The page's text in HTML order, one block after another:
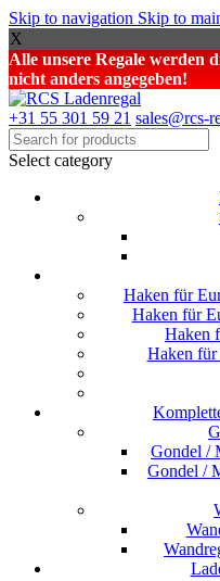
Skip to navigation Skip to
X
Alle unsere Regale werden
nicht anders angegeben!
+31 55 301 59 21 sales@rcs-
Select category
Haken für
Haken für
Haken
Haken für
Gondel /
Gondel /